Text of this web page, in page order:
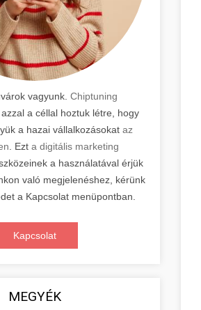
vagyunk. Chiptuning
a céllal hoztuk létre, hogy
a hazai vállalkozásokat az
. Ezt a digitális marketing
a használatával érjük
való megjelenéshez, kérünk
a Kapcsolat menüpontban.
Kapcsolat
MEGYÉK